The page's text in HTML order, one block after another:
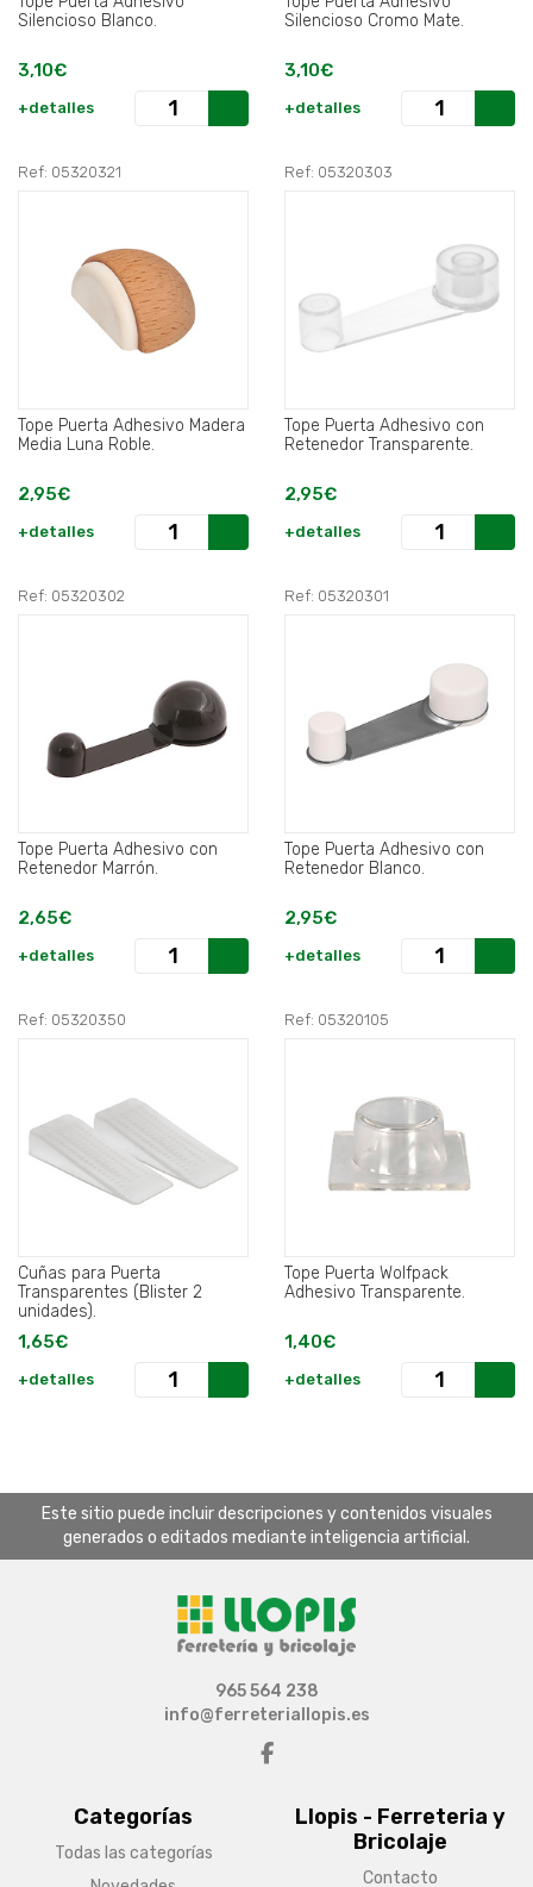
Silencioso Blanco.
3,10€
+detalles
Silencioso Cromo Mate.
3,10€
+detalles
Ref: 05320321
Tope Puerta Adhesivo Madera
Media Luna Roble.
2,95€
+detalles
Ref: 05320303
Tope Puerta Adhesivo con
Retenedor Transparente.
2,95€
+detalles
Ref: 05320302
Tope Puerta Adhesivo con
Retenedor Marrón.
2,65€
+detalles
Ref: 05320301
Tope Puerta Adhesivo con
Retenedor Blanco.
2,95€
+detalles
Ref: 05320350
Cuñas para Puerta
Transparentes (Blister 2
unidades).
1,65€
+detalles
Ref: 05320105
Tope Puerta Wolfpack
Adhesivo Transparente.
1,40€
+detalles
Este sitio puede incluir descripciones y contenidos visuales
generados o editados mediante inteligencia artificial.
Categorías
Todas las categorías
Llopis - Ferreteria y
Bricolaje
Contacto
965 564 238
info@ferreteriallopis.es